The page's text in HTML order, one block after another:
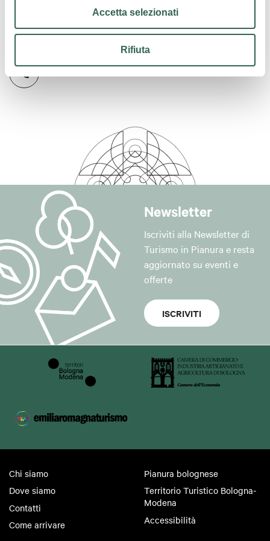
Accetta selezionati
Rifiuta
Contatti
Newsletter
Iscriviti alla Newsletter di
Turismo in Pianura e resta
aggiornato su eventi e
offerte
ISCRIVITI
Chi siamo
Dove siamo
Contatti
Come arrivare
Pianura bolognese
Territorio Turistico Bologna-
Modena
Accessibilità